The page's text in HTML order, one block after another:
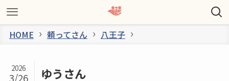
HOME 頼ってさん 八王子
ゆうさん
2026
3/26